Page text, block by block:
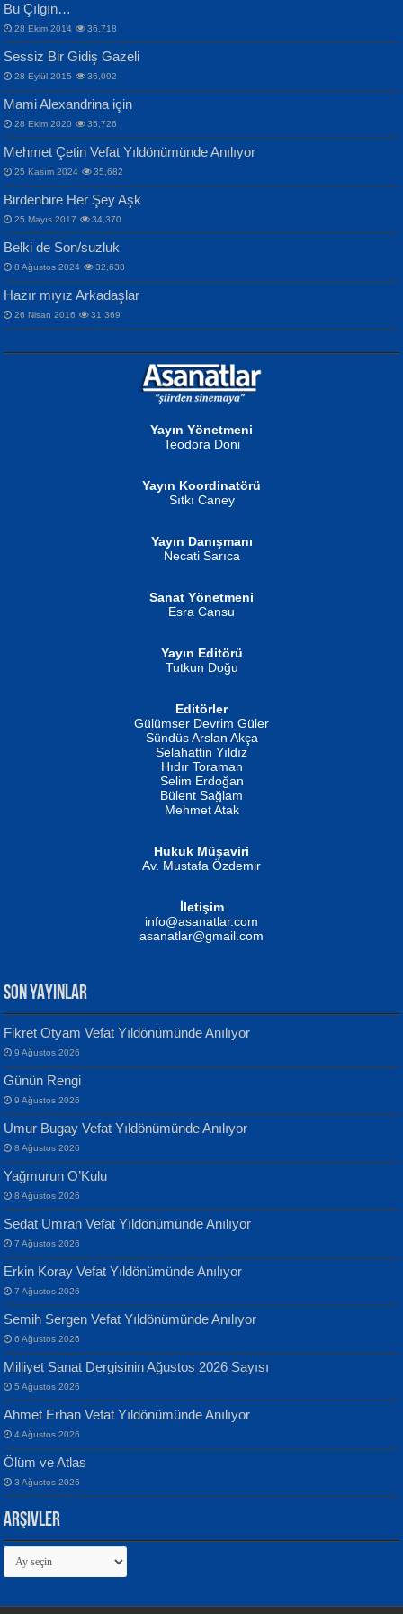
İPEK ACAR SERT
Gazze’nin Şecaati, Ümmetin İmtihanı...
MAHMUT GÜRBÜZ
İbrahim Olmak ve Bitirebilmek...
NURAN KÖSE BAYDAR
İSMAİL OKUTAN
Erkeklerin Kahrolması Ne Demektir
MUSTAFA KELOĞLU
Yarına İz Bırakmak...
ATİLLA ÖZEN
Sultan Olmadan Önce Eyüp...
EKREM KARABABA
MEHMET ALİ BAL
Aliyah’a...
Selahattin Yıldız
İdrakimle Üşürken...
Songül Özel
Mahzen...
Ben Deniz Değilim ki...
Evvel Zaman Tanrıçası...
Yılmaz Ekinci
Geceye Söylenen...
Banu Sancak
Defterimden İçeri...
İsmail Aydos
İnkisar...
Ekim Betül Uçar
ERDEM BAYAZIT
Sana, Bana, Vatanıma, Ülkemin
İnsanlarına Dair...
NAZIM HİKMET RAN
Bir Cezaevinde, Tecritteki Adamın
Mektupları...
Bu Çılgın…
28 Ekim 2014 36,718
Sessiz Bir Gidiş Gazeli
28 Eylül 2015 36,092
Mami Alexandrina için
28 Ekim 2020 35,726
Mehmet Çetin Vefat Yıldönümünde Anılıyor
25 Kasım 2024 35,682
Birdenbire Her Şey Aşk
25 Mayıs 2017 34,370
Belki de Son/suzluk
8 Ağustos 2024 32,638
Hazır mıyız Arkadaşlar
26 Nisan 2016 31,369
Yayın Yönetmeni
Teodora Doni
Yayın Koordinatörü
Sıtkı Caney
Yayın Danışmanı
Necati Sarıca
Sanat Yönetmeni
Esra Cansu
Yayın Editörü
Tutkun Doğu
Editörler
Gülümser Devrim Güler
Sündüs Arslan Akça
Selahattin Yıldız
Hıdır Toraman
Selim Erdoğan
Bülent Sağlam
Mehmet Atak
Hukuk Müşaviri
Av. Mustafa Özdemir
İletişim
info@asanatlar.com
asanatlar@gmail.com
SON YAYINLAR
Fikret Otyam Vefat Yıldönümünde Anılıyor
9 Ağustos 2026
Günün Rengi
9 Ağustos 2026
Umur Bugay Vefat Yıldönümünde Anılıyor
8 Ağustos 2026
Yağmurun O’Kulu
8 Ağustos 2026
Sedat Umran Vefat Yıldönümünde Anılıyor
7 Ağustos 2026
Erkin Koray Vefat Yıldönümünde Anılıyor
7 Ağustos 2026
Semih Sergen Vefat Yıldönümünde Anılıyor
6 Ağustos 2026
Milliyet Sanat Dergisinin Ağustos 2026 Sayısı
5 Ağustos 2026
Ahmet Erhan Vefat Yıldönümünde Anılıyor
4 Ağustos 2026
Ölüm ve Atlas
3 Ağustos 2026
Arşivler
Arşivler